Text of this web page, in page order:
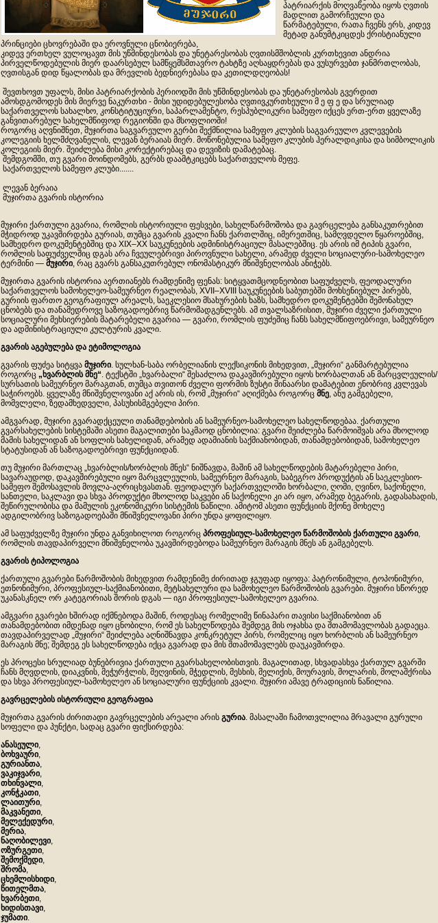
პატრიარქის მოღვაწეობა იყოს ღვთის
მადლით გამორჩეული და
წარმატებული, რათა ჩვენს ერს, კიდევ
მეტად განუმტკიცდეს ქრისტიანული
პრინციები ცხოვრებაში და ეროვნული ცნობიერება,
კიდევ ერთხელ ვულოცავთ მის უწმინდესობას და უნეტარესობას ღვთისმშობლის კურთხევით ანდრია
პირველწოდებულის მიერ დაარსებულ სამწყემსმთავრო ტახტზე აღსაყდრებას და ვუსურვებთ ჯანმრთლობას,
ღვთისგან დიდ წყალობას და მრევლის ბედნიერებასა და კეთილდღეობას!
შევთხოვთ უფალს, მისი პატრიარქობის პერიოდში მის უწმინდესობას და უნეტარესობას გვერდით
ამოსდგომოდეს მის მიერვე ნაკურთხი - მისი უდიდებულესობა ღვთივკურთხეული მ ე ფ ე და სრულიად
საქართველოს სახალხო, კონსტიტუციური, საპარლამენტო, რესპუბლიკური სამეფო იქცეს ერთ-ერთ ყველაზე
განვითარებულ სახელმწიფოდ რეგიონში და მსოფლიოში!
როგორც აღვნიშნეთ, მუჯირთა საგვარეულო გერბი შექმნილია სამეფო კლუბის საგვარეულო კვლევების
კოლეგიის ხელმძღვანელის, ლევან ბერაიას მიერ. მოწონებულია სამეფო კლუბის ჰერალდიკისა და სიმბოლიკის
კოლეგიის მიერ. შეიძლება მისი კორექტირებაც და დევიზის დამატებაც.
შემდგომში, თუ გვარი მოინდომებს, გერბს დაამტკიცებს საქართველოს მეფე.
საქართველოს სამეფო კლუბი.......
ლევან ბერაია
მუჯირთა გვარის ისტორია
მუჯირი ქართული გვარია, რომლის ისტორიული ფესვები, სახელწარმოშობა და გავრცელება განსაკუთრებით
მჭიდროდ უკავშირდება გურიას, თუმცა გვარის კვალი ჩანს ქართლშიც, იმერეთშიც, სამღვდელო წყაროებშიც,
სამხედრო დოკუმენტებშიც და XIX–XX საუკუნეების ადმინისტრაციულ მასალებშიც. ეს არის იმ ტიპის გვარი,
რომლის საფუძველშიც დგას არა ჩვეულებრივი პიროვნული სახელი, არამედ ძველი სოციალური-სამოხელეო
ტერმინი — მუჯირი, რაც გვარს განსაკუთრებულ ონომასტიკურ მნიშვნელობას ანიჭებს.
მუჯირთა გვარის ისტორია აერთიანებს რამდენიმე ფენას: სიტყვათმცოდნეობით საფუძველს, ფეოდალური
საქართველოს სამოხელეო-სამეურნეო რეალობას, XVII–XVIII საუკუნეების საბუთებში მოხსენიებულ პირებს,
გურიის ფართო გეოგრაფიულ არეალს, საეკლესიო მსახურების ხაზს, სამხედრო დოკუმენტებში შემონახულ
ცნობებს და თანამედროვე საზოგადოებრივ წარმომადგენლებს. ამ თვალსაზრისით, მუჯირი ძველი ქართული
სოციალური მეხსიერების მატარებელი გვარია — გვარი, რომლის ფუძეშიც ჩანს სახელმწიფოებრივი, სამეურნეო
და ადმინისტრაციული კულტურის კვალი.
გვარის აგებულება და ეტიმოლოგია
გვარის ფუძეა სიტყვა მუჯირი. სულხან-საბა ორბელიანის ლექსიკონის მიხედვით, „მუჯირი“ განმარტებულია
როგორც „ხვარბლის მნე“. ტექსტში „ხვარბალი“ შესაძლოა დაკავშირებული იყოს ხორბალთან ან მარცვლეულის/
სურსათის სამეურნეო მარაგთან, თუმცა თვითონ ძველი ფორმის ზუსტი შინაარსი დამატებით ენობრივ კვლევას
საჭიროებს. ყველაზე მნიშვნელოვანი აქ არის ის, რომ „მუჯირი“ აღიქმება როგორც მნე, ანუ გამგებელი,
მომვლელი, ზედამხედველი, პასუხისმგებელი პირი.
ამგვარად, მუჯირი გვარადქცეული თანამდებობის ან სამეურნეო-სამოხელეო სახელწოდებაა. ქართული
გვარსახელების სისტემაში ასეთი მაგალითები საკმაოდ ცნობილია: გვარი შეიძლება წარმოიშვას არა მხოლოდ
მამის სახელიდან ან სოფლის სახელიდან, არამედ ადამიანის საქმიანობიდან, თანამდებობიდან, სამოხელეო
სტატუსიდან ან საზოგადოებრივი ფუნქციიდან.
თუ მუჯირი მართლაც „ხვარბლის/ხორბლის მნეს“ ნიშნავდა, მაშინ ამ სახელწოდების მატარებელი პირი,
სავარაუდოდ, დაკავშირებული იყო მარცვლეულის, სამეურნეო მარაგის, საბეგრო პროდუქტის ან საეკლესიო-
სამეფო შემოსავლის მოვლა-აღრიცხვასთან. ფეოდალურ საქართველოში ხორბალი, ღომი, ღვინო, საქონელი,
სანთელი, საკლავი და სხვა პროდუქტი მხოლოდ საკვები ან საქონელი კი არ იყო, არამედ ბეგარის, გადასახადის,
შეწირულობისა და მამულის ეკონომიკური სისტემის ნაწილი. ამიტომ ასეთი ფუნქციის მქონე მოხელე
ადგილობრივ საზოგადოებაში მნიშვნელოვანი პირი უნდა ყოფილიყო.
ამ საფუძველზე მუჯირი უნდა განვიხილოთ როგორც პროფესიულ-სამოხელეო წარმოშობის ქართული გვარი,
რომლის თავდაპირველი მნიშვნელობა უკავშირდებოდა სამეურნეო მარაგის მნეს ან გამგებელს.
გვარის ტიპოლოგია
ქართული გვარები წარმოშობის მიხედვით რამდენიმე ძირითად ჯგუფად იყოფა: პატრონიმული, ტოპონიმური,
ეთნონიმური, პროფესიულ-საქმიანობითი, მეტსახელური და სამოხელეო წარმოშობის გვარები. მუჯირი სწორედ
უკანასკნელ ორ კატეგორიას შორის დგას — იგი პროფესიულ-სამოხელეო გვარია.
ამგვარი გვარები ხშირად იქმნებოდა მაშინ, როდესაც რომელიმე წინაპარი თავისი საქმიანობით ან
თანამდებობით იმდენად იყო ცნობილი, რომ ეს სახელწოდება შემდეგ მის ოჯახსა და შთამომავლობას გადაეცა.
თავდაპირველად „მუჯირი“ შეიძლება აღნიშნავდა კონკრეტულ პირს, რომელიც იყო ხორბლის ან სამეურნეო
მარაგის მნე; შემდეგ ეს სახელწოდება იქცა გვარად და მის შთამომავლებს დაუკავშირდა.
ეს პროცესი სრულიად ბუნებრივია ქართული გვარსახელობისთვის. მაგალითად, სხვადასხვა ქართულ გვარში
ჩანს მღვდლის, დიაკვნის, მეჭურჭლის, მეღვინის, მჭედლის, მესხის, მელიქის, მოურავის, მოლარის, მოლაშქრისა
და სხვა პროფესიულ-სამოხელეო ან სოციალური ფუნქციის კვალი. მუჯირი ამავე ტრადიციის ნაწილია.
გავრცელების ისტორიული გეოგრაფია
მუჯირთა გვარის ძირითადი გავრცელების არეალი არის გურია. მასალაში ჩამოთვლილია მრავალი გურული
სოფელი და პუნქტი, სადაც გვარი ფიქსირდება:
ანასეული,
ბოხვაური,
გურიანთა,
ვაკიჯვარი,
თხინვალი,
კონჭკათი,
ლაითური,
მაკვანეთი,
მელექედური,
მერია,
ნაღობილევი,
ოზურგეთი,
შემოქმედი,
შრომა,
ცხემლისხიდი,
წითელმთა,
ხვარბეთი,
ხიდისთავი,
ჯუმათი.